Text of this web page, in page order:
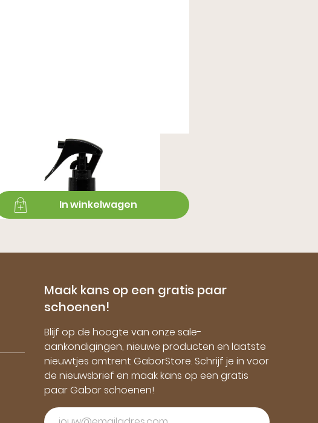
Premium Care
In winkelwagen
Maak kans op een gratis paar
schoenen!
Blijf op de hoogte van onze sale-
aankondigingen, nieuwe producten en laatste
nieuwtjes omtrent GaborStore. Schrijf je in voor
de nieuwsbrief en maak kans op een gratis
paar Gabor schoenen!